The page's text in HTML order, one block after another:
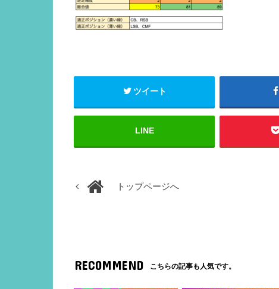
ツイート
LINE
トップページへ
RECOMMEND こちらの記事も人気です。